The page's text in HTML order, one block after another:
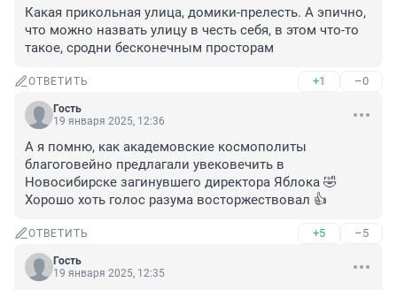
Какая прикольная улица, домики-прелесть. А эпично,
что можно назвать улицу в честь себя, в этом что-то
такое, сродни бесконечным просторам
ОТВЕТИТЬ +1 –0
Гость
19 января 2025, 12:36
А я помню, как академовские космополиты
благоговейно предлагали увековечить в
Новосибирске загинувшего директора Яблока 🤣
Хорошо хоть голос разума восторжествовал 👍
ОТВЕТИТЬ +5 –5
Гость
19 января 2025, 12:35